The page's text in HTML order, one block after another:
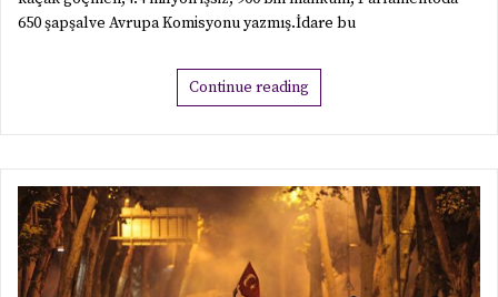
650 şapşalve Avrupa Komisyonu yazmış.İdare bu
Continue reading